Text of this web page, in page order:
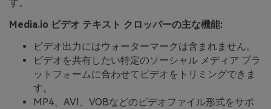
す。
Media.io ビデオ テキスト クロッパーの主な機能:
ビデオ出力にはウォーターマークは含まれません。
ビデオを共有したい特定のソーシャル メディア プラ
ットフォームに合わせてビデオをトリミングできま
す。
MP4、AVI、VOBなどのビデオファイル形式をサポ